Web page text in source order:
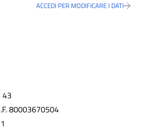
ACCEDI PER MODIFICARE I DATI
43
80003670504